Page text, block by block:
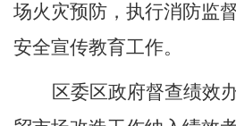
场火灾预防，执行消防监
安全宣传教育工作。
区委区政府督查绩效